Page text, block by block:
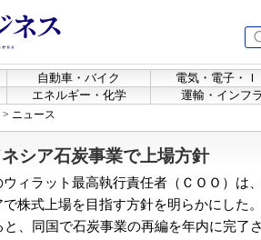
自動車・バイク 電気・電子・Ｉ
エネルギー・化学 運輸・インフラ
> ニュース
シア石炭事業で上場方針
ィラット最高執行責任者（ＣＯＯ）は
株式上場を目指す方針を明らかにした。
、同国で石炭事業の再編を年内に完了